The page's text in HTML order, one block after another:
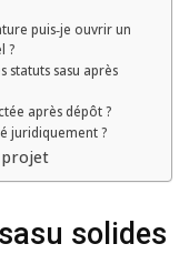
puis‑je ouvrir un
?
statuts sasu après
après dépôt ?
juridiquement ?
projet
solides